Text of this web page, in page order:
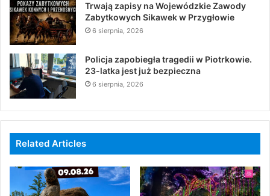
Trwają zapisy na Wojewódzkie Zawody
Zabytkowych Sikawek w Przygłowie
6 sierpnia, 2026
Policja zapobiegła tragedii w Piotrkowie.
23-latka jest już bezpieczna
6 sierpnia, 2026
Related Articles